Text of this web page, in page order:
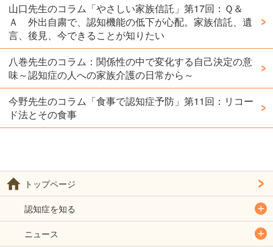
山口先生のコラム「やさしい家族信託」第17回：Ｑ＆
Ａ 外出自粛で、認知機能の低下が心配。家族信託、遺
言、後見、今できることが知りたい
八巻先生のコラム：関係性の中で変化する自己決定の意
味～認知症の人への家族介護の日常から～
今野先生のコラム「食事で認知症予防」第11回：リコー
ド法とその食事
トップページ
認知症を知る
ニュース